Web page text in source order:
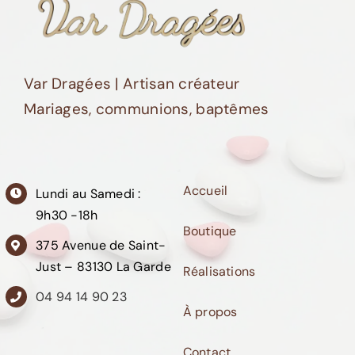
Var Dragées | Artisan créateur
Mariages, communions, baptêmes
Lundi au Samedi :
9h30 -18h
375 Avenue de Saint-
Just – 83130 La Garde
04 94 14 90 23
Accueil
Boutique
Réalisations
À propos